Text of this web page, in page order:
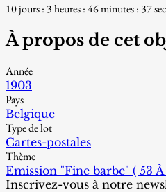
10 jours : 3 heures : 46 minutes : 36
À propos de cet
Année
1903
Pays
Belgique
Type de lot
Cartes-postales
Thème
Emission "Fine barbe" ( 53 À
Inscrivez-vous à notre